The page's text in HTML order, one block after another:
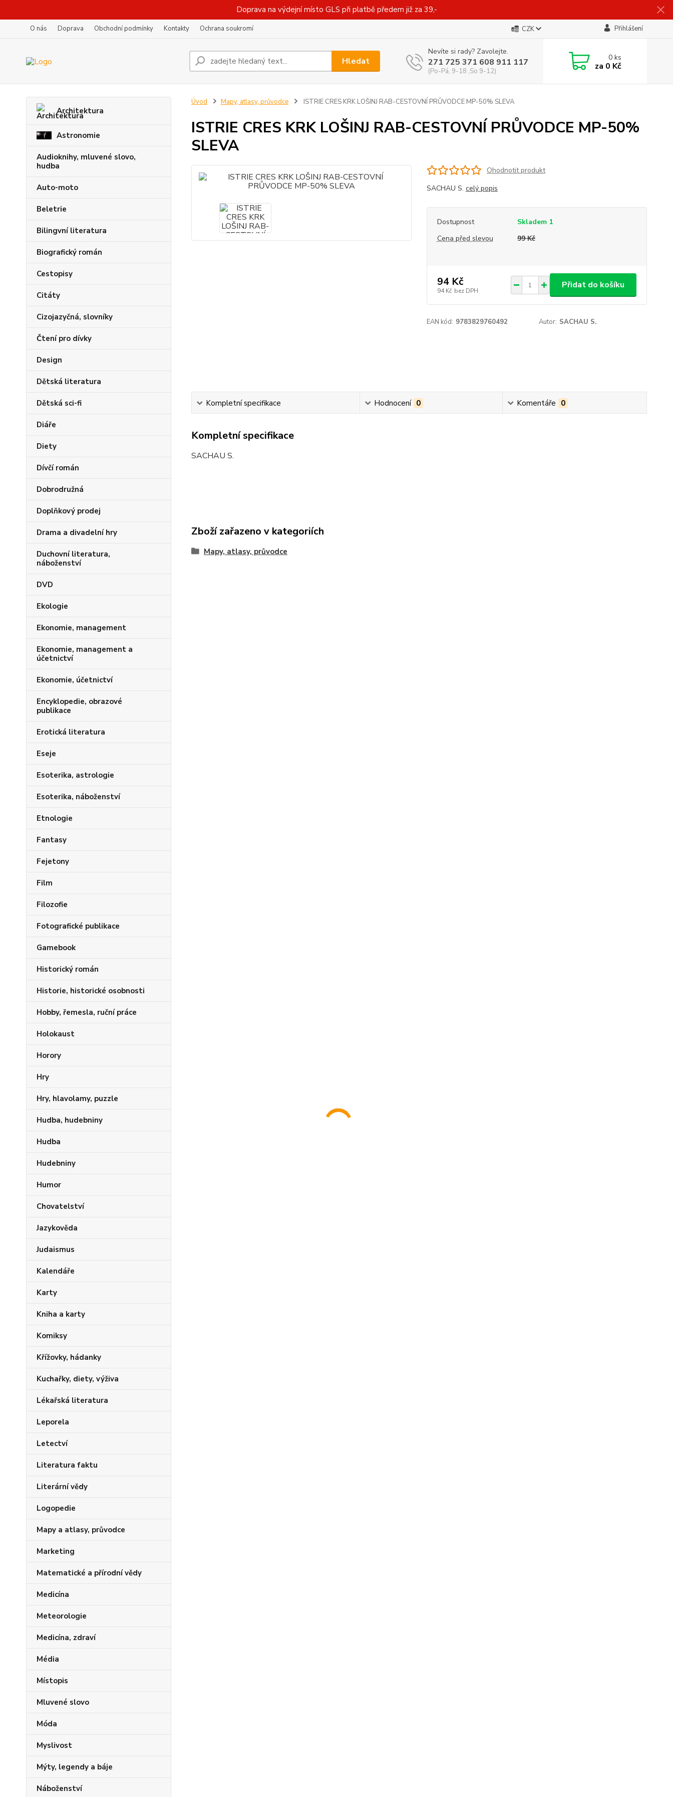
Doprava na výdejní místo GLS při platbě předem již za 39,-
O nás Doprava Obchodní podmínky Kontakty Ochrana soukromí CZK Přihlášení
Hledat
Nevíte si rady? Zavolejte.
271 725 371 608 911 117
(Po-Pá, 9-18 ,So 9-12)
0ks
za 0 Kč
Architektura
Astronomie
Audioknihy, mluvené slovo,
hudba
Auto-moto
Beletrie
Bilingvní literatura
Biografický román
Cestopisy
Citáty
Cizojazyčná, slovníky
Čtení pro dívky
Design
Dětská literatura
Dětská sci-fi
Diáře
Diety
Dívčí román
Dobrodružná
Doplňkový prodej
Drama a divadelní hry
Duchovní literatura,
náboženství
DVD
Ekologie
Ekonomie, management
Ekonomie, management a
účetnictví
Ekonomie, účetnictví
Encyklopedie, obrazové
publikace
Erotická literatura
Eseje
Esoterika, astrologie
Esoterika, náboženství
Etnologie
Fantasy
Fejetony
Film
Filozofie
Fotografické publikace
Gamebook
Historický román
Historie, historické osobnosti
Hobby, řemesla, ruční práce
Holokaust
Horory
Hry
Hry, hlavolamy, puzzle
Hudba, hudebniny
Hudba
Hudebniny
Humor
Chovatelství
Jazykověda
Judaismus
Kalendáře
Karty
Kniha a karty
Komiksy
Křížovky, hádanky
Kuchařky, diety, výživa
Lékařská literatura
Leporela
Letectví
Literatura faktu
Literární vědy
Logopedie
Mapy a atlasy, průvodce
Marketing
Matematické a přírodní vědy
Medicína
Meteorologie
Medicína, zdraví
Média
Místopis
Mluvené slovo
Móda
Myslivost
Mýty, legendy a báje
Náboženství
Úvod Mapy, atlasy, průvodce ISTRIE CRES KRK LOŠINJ RAB-CESTOVNÍ PRŮVODCE MP-50% SLEVA
ISTRIE CRES KRK LOŠINJ RAB-CESTOVNÍ PRŮVODCE MP-50%
SLEVA
Ohodnotit produkt
SACHAU S. celý popis
Dostupnost
Skladem 1
Cena před slevou
99 Kč
94 Kč
94 Kč bez DPH
Přidat do košíku
EAN kód: 9783829760492 Autor: SACHAU S.
Kompletní specifikace Hodnocení 0 Komentáře 0
Kompletní specifikace
SACHAU S.
Zboží zařazeno v kategoriích
Mapy, atlasy, průvodce